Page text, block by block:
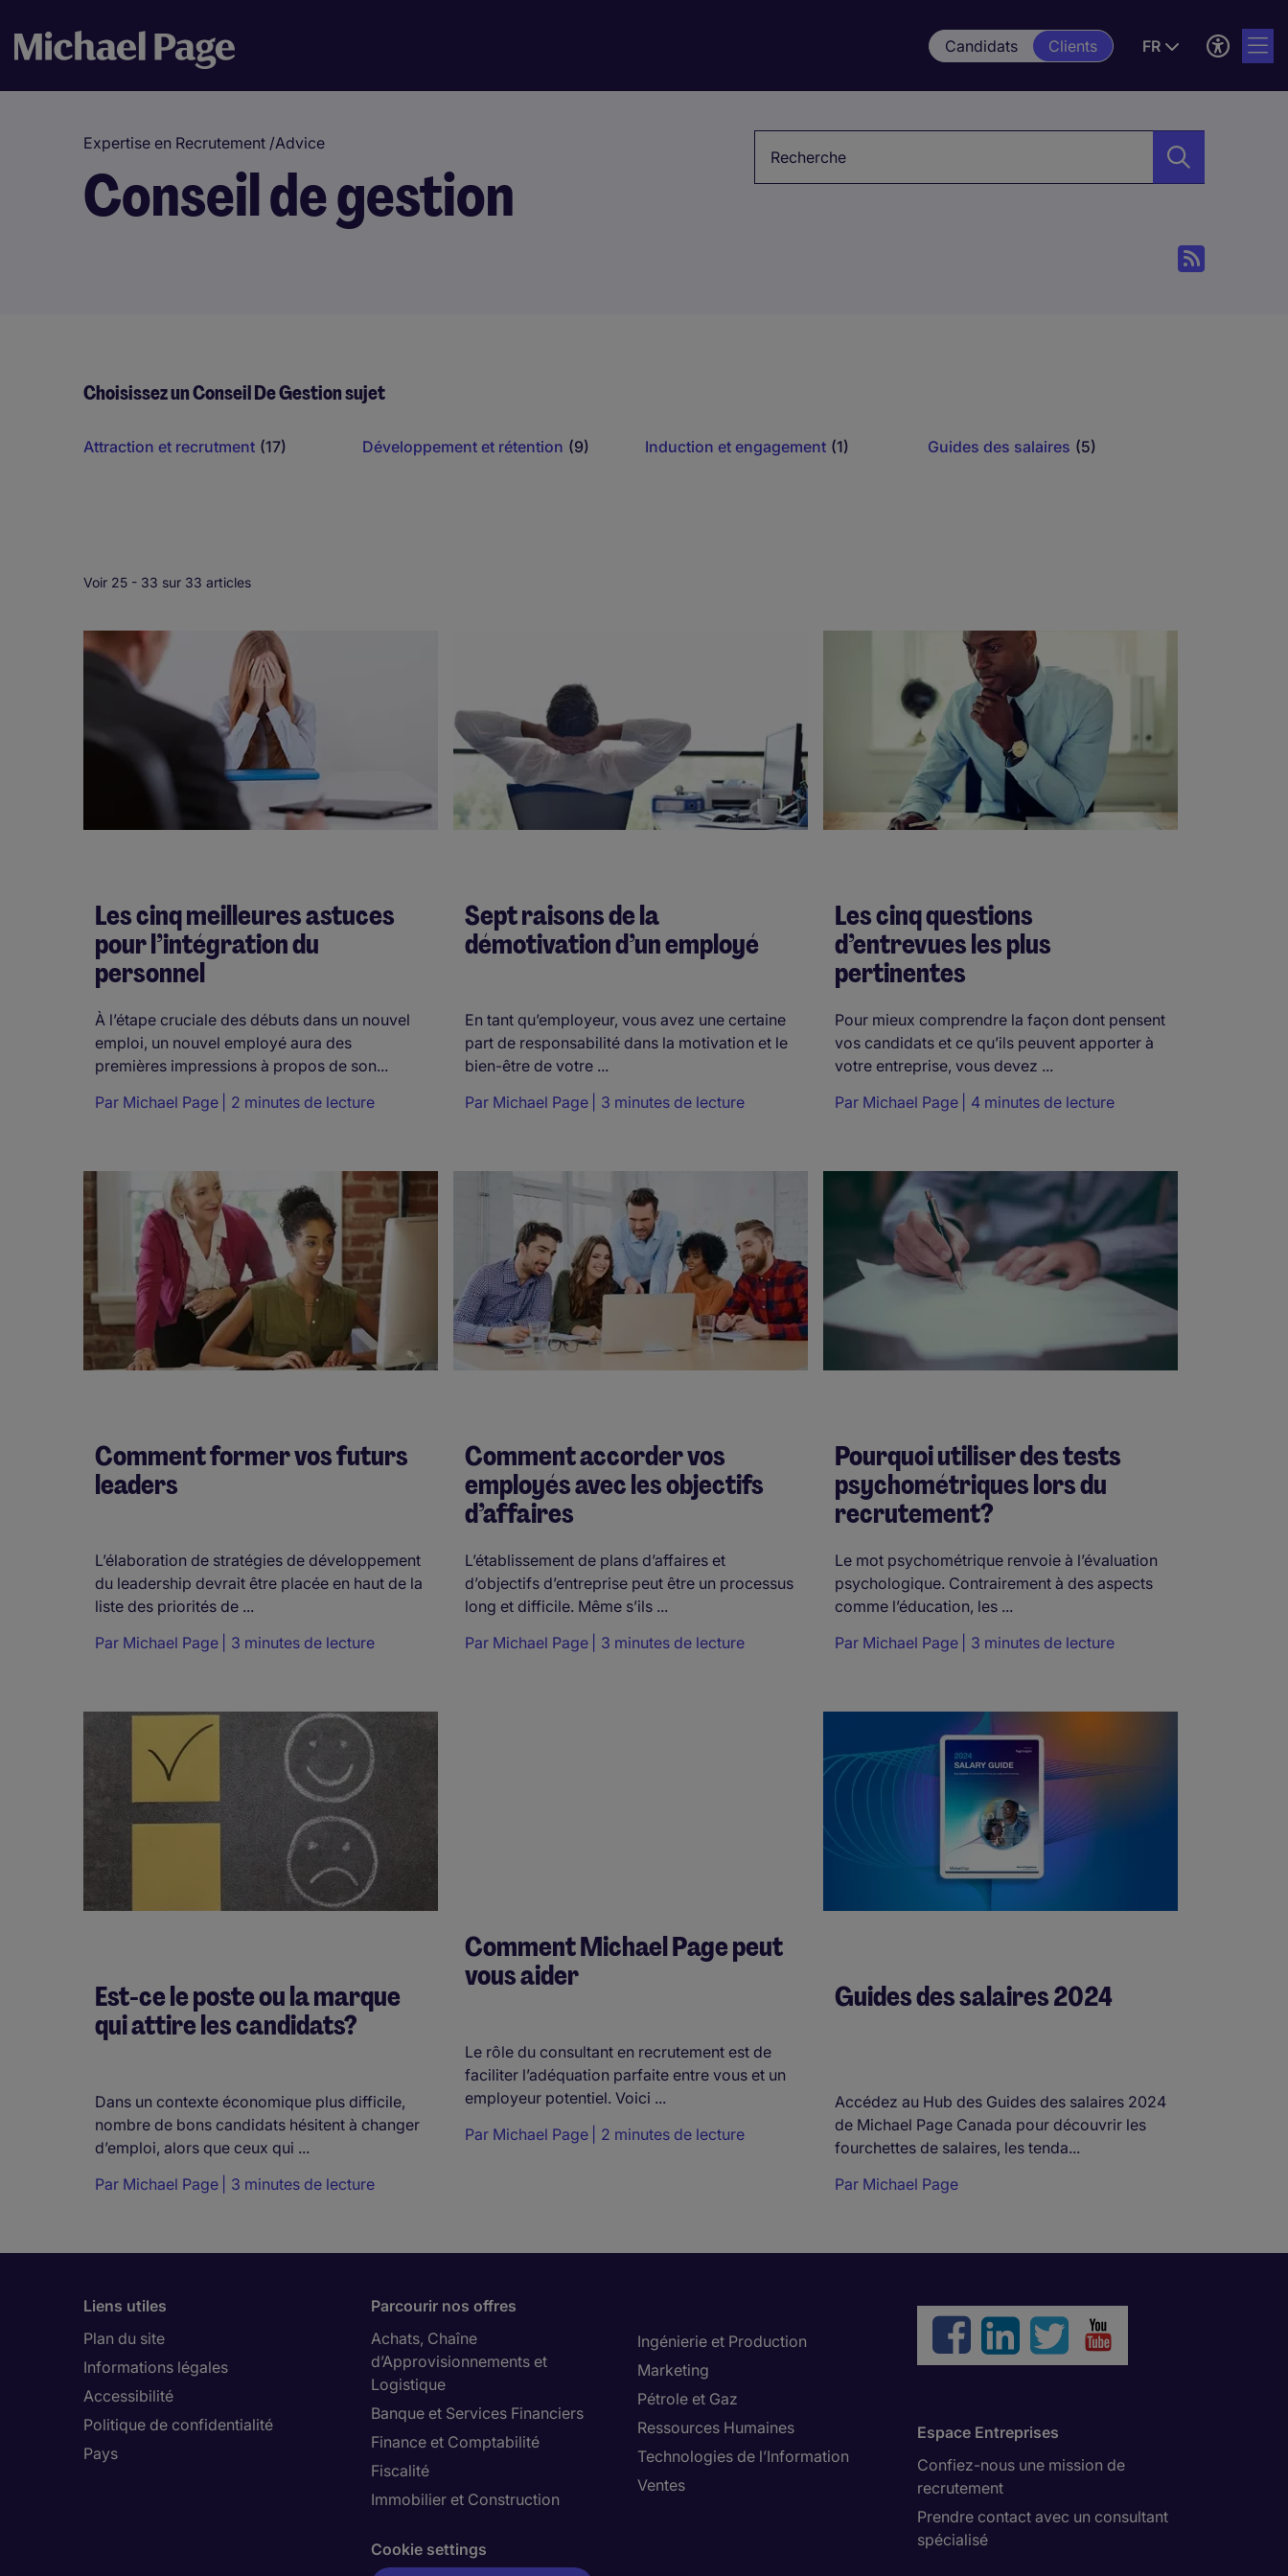
Candidats Clients FR
Expertise en Recrutement /Advice
Conseil de gestion
Choisissez un Conseil De Gestion sujet
Attraction et recrutment (17) Développement et rétention (9) Induction et engagement (1) Guides des salaires (5)
Voir 25 - 33 sur 33 articles
Les cinq meilleures astuces
pour l’intégration du
personnel
À l’étape cruciale des débuts dans un nouvel
emploi, un nouvel employé aura des
premières impressions à propos de son...
Par Michael Page 2 minutes de lecture
Sept raisons de la
démotivation d’un employé
En tant qu’employeur, vous avez une certaine
part de responsabilité dans la motivation et le
bien-être de votre ...
Par Michael Page 3 minutes de lecture
Les cinq questions
d’entrevues les plus
pertinentes
Pour mieux comprendre la façon dont pensent
vos candidats et ce qu’ils peuvent apporter à
votre entreprise, vous devez ...
Par Michael Page 4 minutes de lecture
Comment former vos futurs
leaders
L’élaboration de stratégies de développement
du leadership devrait être placée en haut de la
liste des priorités de ...
Par Michael Page 3 minutes de lecture
Comment accorder vos
employés avec les objectifs
d’affaires
L’établissement de plans d’affaires et
d’objectifs d’entreprise peut être un processus
long et difficile. Même s’ils ...
Par Michael Page 3 minutes de lecture
Pourquoi utiliser des tests
psychométriques lors du
recrutement?
Le mot psychométrique renvoie à l’évaluation
psychologique. Contrairement à des aspects
comme l’éducation, les ...
Par Michael Page 3 minutes de lecture
Est-ce le poste ou la marque
qui attire les candidats?
Dans un contexte économique plus difficile,
nombre de bons candidats hésitent à changer
d’emploi, alors que ceux qui ...
Par Michael Page 3 minutes de lecture
Comment Michael Page peut
vous aider
Le rôle du consultant en recrutement est de
faciliter l’adéquation parfaite entre vous et un
employeur potentiel. Voici ...
Par Michael Page 2 minutes de lecture
Guides des salaires 2024
Accédez au Hub des Guides des salaires 2024
de Michael Page Canada pour découvrir les
fourchettes de salaires, les tenda...
Par Michael Page
Liens utiles
Plan du site
Informations légales
Accessibilité
Politique de confidentialité
Pays
Parcourir nos offres
Achats, Chaîne
d’Approvisionnements et
Logistique
Banque et Services Financiers
Finance et Comptabilité
Fiscalité
Immobilier et Construction
Ingénierie et Production
Marketing
Pétrole et Gaz
Ressources Humaines
Technologies de l’Information
Ventes
Cookie settings
Espace Entreprises
Confiez-nous une mission de
recrutement
Prendre contact avec un consultant
spécialisé